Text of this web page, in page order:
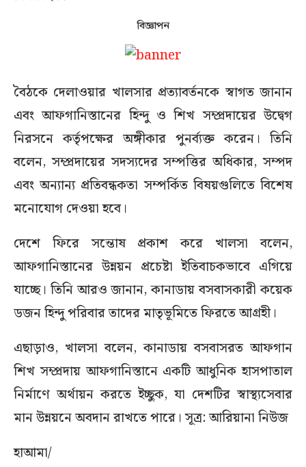
বিজ্ঞাপন
বৈঠকে দেলাওয়ার খালসার প্রত্যাবর্তনকে স্বাগত জানান
এবং আফগানিস্তানের হিন্দু ও শিখ সম্প্রদায়ের উদ্বেগ
নিরসনে কর্তৃপক্ষের অঙ্গীকার পুনর্ব্যক্ত করেন। তিনি
বলেন, সম্প্রদায়ের সদস্যদের সম্পত্তির অধিকার, সম্পদ
এবং অন্যান্য প্রতিবন্ধকতা সম্পর্কিত বিষয়গুলিতে বিশেষ
মনোযোগ দেওয়া হবে।
দেশে ফিরে সন্তোষ প্রকাশ করে খালসা বলেন,
আফগানিস্তানের উন্নয়ন প্রচেষ্টা ইতিবাচকভাবে এগিয়ে
যাচ্ছে। তিনি আরও জানান, কানাডায় বসবাসকারী কয়েক
ডজন হিন্দু পরিবার তাদের মাতৃভূমিতে ফিরতে আগ্রহী।
এছাড়াও, খালসা বলেন, কানাডায় বসবাসরত আফগান
শিখ সম্প্রদায় আফগানিস্তানে একটি আধুনিক হাসপাতাল
নির্মাণে অর্থায়ন করতে ইচ্ছুক, যা দেশটির স্বাস্থ্যসেবার
মান উন্নয়নে অবদান রাখতে পারে। সূত্র: আরিয়ানা নিউজ
হাআমা/